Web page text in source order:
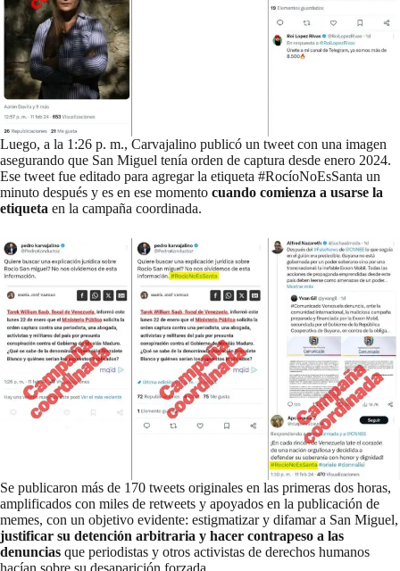
Luego, a la 1:26 p. m., Carvajalino publicó un tweet con una imagen
asegurando que San Miguel tenía orden de captura desde enero 2024.
Ese tweet fue editado para agregar la etiqueta #RocíoNoEsSanta un
minuto después y es en ese momento cuando comienza a usarse la
etiqueta en la campaña coordinada.
Se publicaron más de 170 tweets originales en las primeras dos horas,
amplificados con miles de retweets y apoyados en la publicación de
memes, con un objetivo evidente: estigmatizar y difamar a San Miguel,
justificar su detención arbitraria y hacer contrapeso a las
denuncias que periodistas y otros activistas de derechos humanos